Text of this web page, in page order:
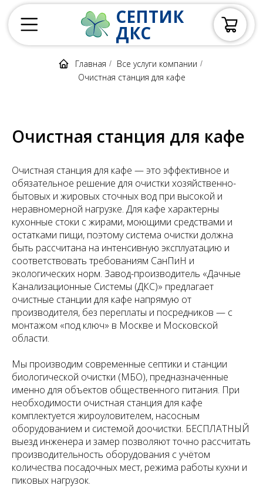
СЕПТИК
ДКС
Главная / Все услуги компании /
Очистная станция для кафе
Очистная станция для кафе
Очистная станция для кафе — это эффективное и
обязательное решение для очистки хозяйственно-
бытовых и жировых сточных вод при высокой и
неравномерной нагрузке. Для кафе характерны
кухонные стоки с жирами, моющими средствами и
остатками пищи, поэтому система очистки должна
быть рассчитана на интенсивную эксплуатацию и
соответствовать требованиям СанПиН и
экологических норм. Завод-производитель «Дачные
Канализационные Системы (ДКС)» предлагает
очистные станции для кафе напрямую от
производителя, без переплаты и посредников — с
монтажом «под ключ» в Москве и Московской
области.
Мы производим современные септики и станции
биологической очистки (МБО), предназначенные
именно для объектов общественного питания. При
необходимости очистная станция для кафе
комплектуется жироуловителем, насосным
оборудованием и системой доочистки. БЕСПЛАТНЫЙ
выезд инженера и замер позволяют точно рассчитать
производительность оборудования с учётом
количества посадочных мест, режима работы кухни и
пиковых нагрузок.